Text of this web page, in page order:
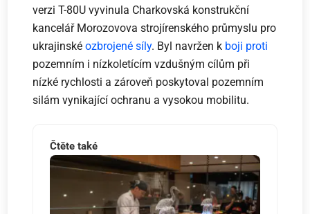
verzi T-80U vyvinula Charkovská konstrukční
kancelář Morozovova strojírenského průmyslu pro
ukrajinskéozbrojené síly. Byl navržen k boji proti
pozemním i nízkoletícím vzdušným cílům při
nízké rychlosti a zároveň poskytoval pozemním
silám vynikající ochranu a vysokou mobilitu.
Čtěte také